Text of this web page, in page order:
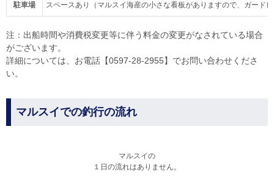
駐車場 スペースあり（マルスイ海産の小さな看板がありますので、ガード
注：出船時間や消費税変更等に伴う料金の変更がなされている場合
がございます。
詳細については、お電話【0597-28-2955】でお問い合わせくださ
い。
マルスイでの釣行の流れ
マルスイの
１日の流れはありません。